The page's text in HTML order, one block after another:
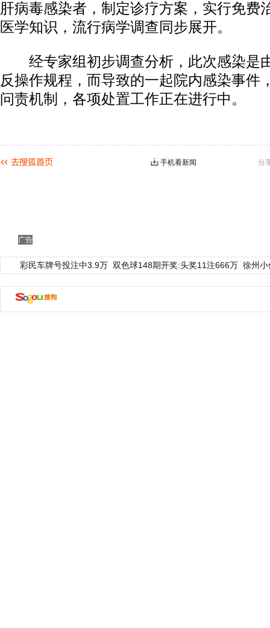
肝病毒感染者，制定诊疗方案，实行免费
医学知识，流行病学调查同步展开。
经专家组初步调查分析，此次感染是
反操作规程，而导致的一起院内感染事件
问责机制，各项处置工作正在进行中。
分
手机看新闻
广告
彩民车牌号投注中3.9万 双色球148期开奖:头奖11注666万 徐州